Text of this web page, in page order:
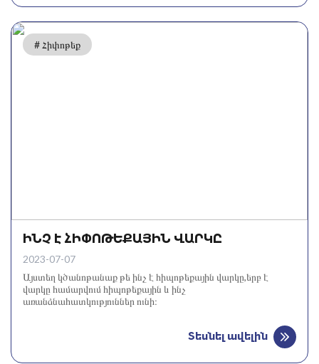
# Հիփոթեք
ԻՆՉ Է ՀԻՓՈԹԵՔԱՅԻՆ ՎԱՐԿԸ
2023-07-07
Այստեղ կծանոթանաք թե ինչ է հիպոթեքային վարկը,երբ է
վարկը համարվում հիպոթեքային և ինչ
առանձնահատկություններ ունի։
Տեսնել ավելին